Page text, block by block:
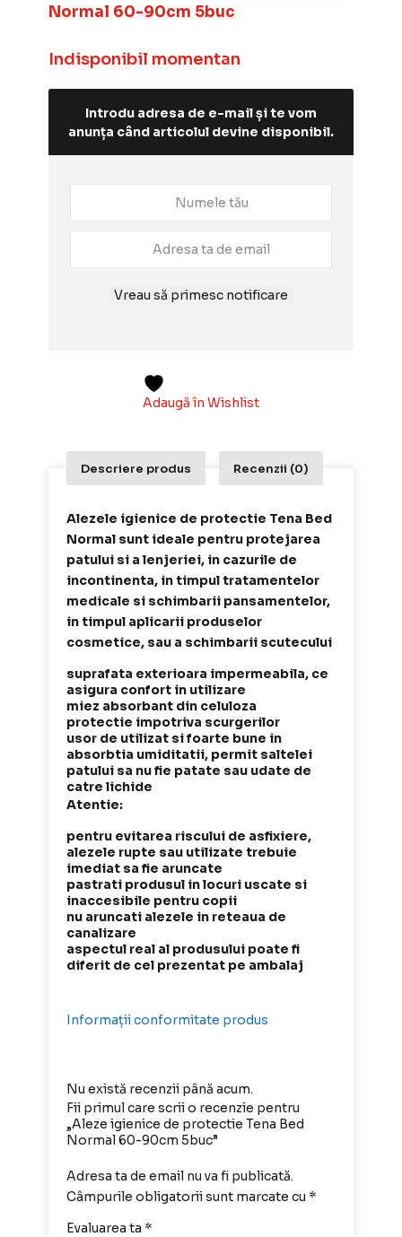
Normal 60-90cm 5buc
Indisponibil momentan
Introdu adresa de e-mail și te vom
anunța când articolul devine disponibil.
Vreau să primesc notificare
Adaugă în Wishlist
Descriere produs Recenzii (0)
Alezele igienice de protectie Tena Bed
Normal sunt ideale pentru protejarea
patului si a lenjeriei, in cazurile de
incontinenta, in timpul tratamentelor
medicale si schimbarii pansamentelor,
in timpul aplicarii produselor
cosmetice, sau a schimbarii scutecului
suprafata exterioara impermeabila, ce
asigura confort in utilizare
miez absorbant din celuloza
protectie impotriva scurgerilor
usor de utilizat si foarte bune in
absorbtia umiditatii, permit saltelei
patului sa nu fie patate sau udate de
catre lichide
Atentie:
pentru evitarea riscului de asfixiere,
alezele rupte sau utilizate trebuie
imediat sa fie aruncate
pastrati produsul in locuri uscate si
inaccesibile pentru copii
nu aruncati alezele in reteaua de
canalizare
aspectul real al produsului poate fi
diferit de cel prezentat pe ambalaj
Informații conformitate produs
Nu există recenzii până acum.
Fii primul care scrii o recenzie pentru
„Aleze igienice de protectie Tena Bed
Normal 60-90cm 5buc”
Adresa ta de email nu va fi publicată.
Câmpurile obligatorii sunt marcate cu *
Evaluarea ta *